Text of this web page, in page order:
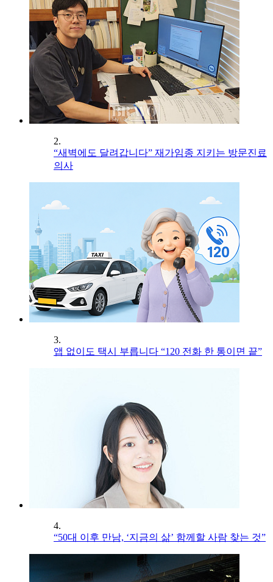
2.
“새벽에도 달려갑니다” 재가임종 지키는 방문진료
의사
3.
앱 없이도 택시 부릅니다 “120 전화 한 통이면 끝”
4.
“50대 이후 만남, ‘지금의 삶’ 함께할 사람 찾는 것”